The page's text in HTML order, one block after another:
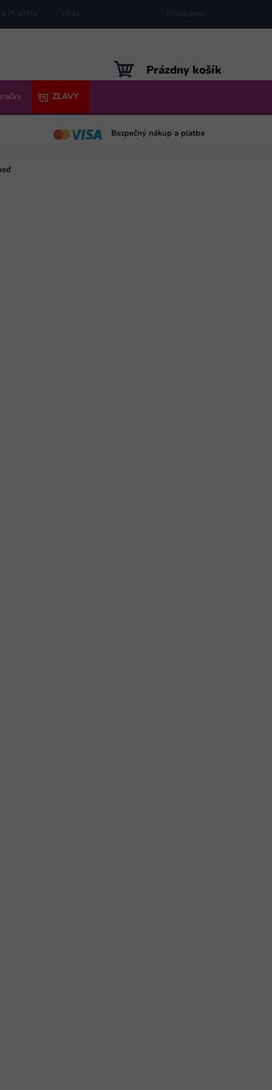
PLATBA REKLAMÁCIE MAPA SERVERU
Prihlásenie
NÁKUPNÝ
KOŠÍK
Prázdny košík
ZĽAVY
Bezpečný nákup a platba